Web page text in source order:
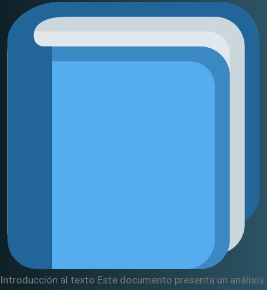
Introducción al texto Este documento presenta un análisis